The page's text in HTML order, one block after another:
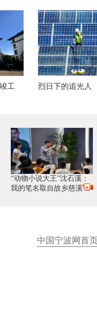
工 烈日下的追光人
“动物小说大王”沈石溪：
我的笔名取自故乡慈溪
中国宁波网首页